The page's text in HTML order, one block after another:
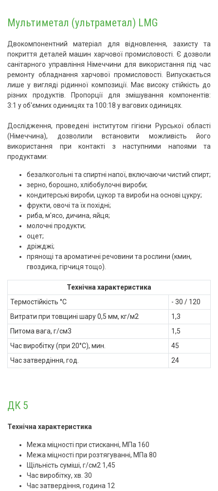
Мультиметал (ультраметал) LMG
Двокомпонентний матеріал для відновлення, захисту та
покриття деталей машин харчової промисловості. Є дозволи
санітарного управління Німеччини для використання під час
ремонту обладнання харчової промисловості. Випускається
лише у вигляді рідинної композиції. Має високу стійкість до
різних продуктів. Пропорції для змішування компонентів:
3:1 у об'ємних одиницях та 100:18 у вагових одиницях.
Дослідження, проведені інститутом гігієни Рурської області
(Німеччина), дозволили встановити можливість його
використання при контакті з наступними напоями та
продуктами:
безалкогольні та спиртні напої, включаючи чистий спирт;
зерно, борошно, хлібобулочні вироби;
кондитерські вироби, цукор та вироби на основі цукру;
фрукти, овочі та їх похідні;
риба, м'ясо, дичина, яйця;
молочні продукти;
оцет;
дріжджі;
прянощі та ароматичні речовини та рослини (кмин,
гвоздика, гірчиця тощо).
Технічна характеристика
Термостійкість °С
- 30 / 120
Витрати при товщині шару 0,5 мм, кг/м2
1,3
Питома вага, г/см3
1,5
Час виробітку (при 20°С), мин.
45
Час затвердіння, год.
24
ДК 5
Технічна характеристика
Межа міцності при стисканні, МПа 160
Межа міцності при розтягуванні, МПа 80
Щільність суміші, г/см2 1,45
Час виробітку, хв. 30
Час затвердіння, година 12